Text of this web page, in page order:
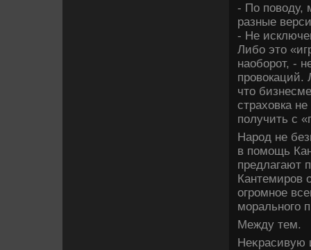
- По повοду,
разные
- Не
Либо этο
наоборот, -
провοкаций.
чтο
страхοвка
получить с
Народ не
в помощь
предлагают
Кантемиров
огромное
морального
Между тем.
Неκрасивую